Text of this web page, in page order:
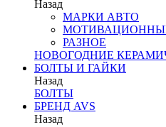
Назад
МАРКИ АВТО
РАЗНОЕ
НОВОГОДНИЕ
БОЛТЫ И ГАЙКИ
Назад
БОЛТЫ
БРЕНД AVS
Назад